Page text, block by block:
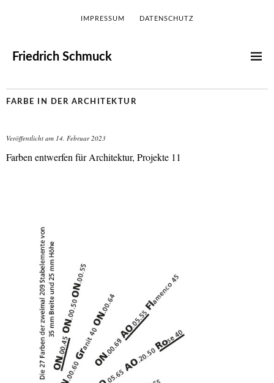
IMPRESSUM DATENSCHUTZ
Friedrich Schmuck
FARBE IN DER ARCHITEKTUR
Veröffentlicht am 14. Februar 2023
Farben entwerfen für Architektur, Projekte 11